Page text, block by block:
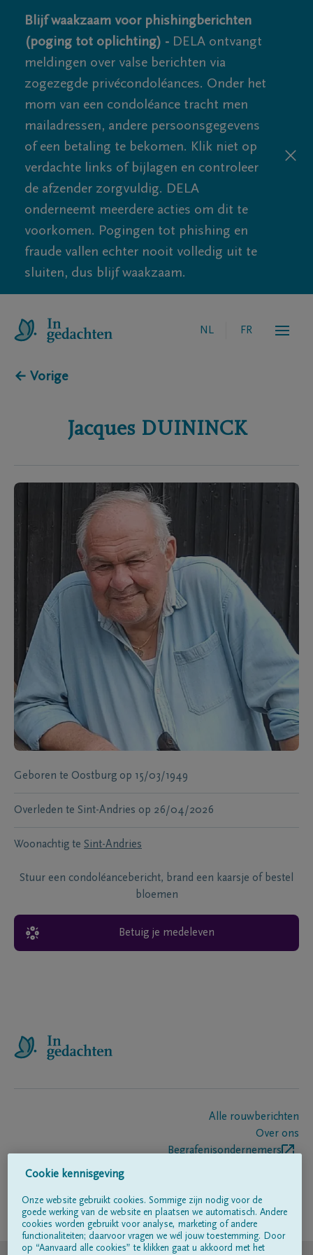
Blijf waakzaam voor phishingberichten
(poging tot oplichting) - DELA ontvangt
meldingen over valse berichten via
zogezegde privécondoléances. Onder het
mom van een condoléance tracht men
mailadressen, andere persoonsgegevens
of een betaling te bekomen. Klik niet op
verdachte links of bijlagen en controleer
de afzender zorgvuldig. DELA
onderneemt meerdere acties om dit te
voorkomen. Pogingen tot phishing en
fraude vallen echter nooit volledig uit te
sluiten, dus blijf waakzaam.
NL FR
← Vorige
Jacques DUININCK
Geboren te Oostburg op 15/03/1949
Overleden te Sint-Andries op 26/04/2026
Woonachtig te Sint-Andries
Stuur een condoléancebericht, brand een kaarsje of bestel
bloemen
Betuig je medeleven
Alle rouwberichten
Over ons
Begrafenisondernemers
Volg ons op
Cookie kennisgeving
Onze website gebruikt cookies. Sommige zijn nodig voor de
goede werking van de website en plaatsen we automatisch. Andere
cookies worden gebruikt voor analyse, marketing of andere
functionaliteiten; daarvoor vragen we wél jouw toestemming. Door
op “Aanvaard alle cookies” te klikken gaat u akkoord met het